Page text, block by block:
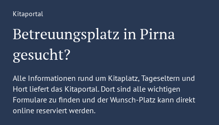
Kitaportal
Betreuungsplatz in Pirna
gesucht?
Alle Informationen rund um Kitaplatz, Tageseltern und
Hort liefert das Kitaportal. Dort sind alle wichtigen
Formulare zu finden und der Wunsch-Platz kann direkt
online reserviert werden.